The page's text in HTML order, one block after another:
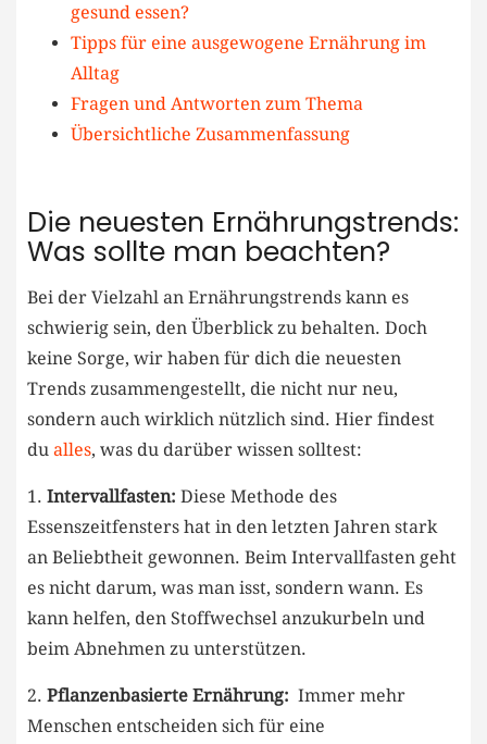
gesund essen?
Tipps ​für eine ausgewogene Ernährung im
Alltag
Fragen​ und Antworten zum Thema
Übersichtliche​ Zusammenfassung
Die neuesten Ernährungstrends:
‍Was ‌sollte ‌man beachten?
Bei der Vielzahl an Ernährungstrends kann es
schwierig sein,⁢ den Überblick zu behalten. ‌Doch
keine Sorge, wir haben ‌für dich ⁢die ⁣neuesten
Trends zusammengestellt, die nicht nur ⁣neu,
sondern ⁣auch ⁤wirklich nützlich sind. Hier findest
du alles, was du darüber wissen solltest:
1. Intervallfasten: Diese‍ Methode des
Essenszeitfensters hat in den letzten Jahren ⁢stark​
an Beliebtheit gewonnen. Beim Intervallfasten geht‌
es nicht ‍darum, was⁣ man isst, ⁢sondern wann.‍ Es‍
kann helfen, ​den ‌Stoffwechsel anzukurbeln ​und
beim Abnehmen zu unterstützen.
2. Pflanzenbasierte ​Ernährung: ⁤ Immer mehr
Menschen entscheiden sich für eine